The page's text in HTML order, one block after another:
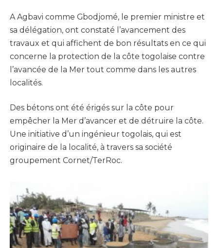
A Agbavi comme Gbodjomé, le premier ministre et
sa délégation, ont constaté l’avancement des
travaux et qui affichent de bon résultats en ce qui
concerne la protection de la côte togolaise contre
l’avancée de la Mer tout comme dans les autres
localités.
Des bétons ont été érigés sur la côte pour
empêcher la Mer d’avancer et de détruire la côte.
Une initiative d’un ingénieur togolais, qui est
originaire de la localité, à travers sa société
groupement Cornet/TerRoc.